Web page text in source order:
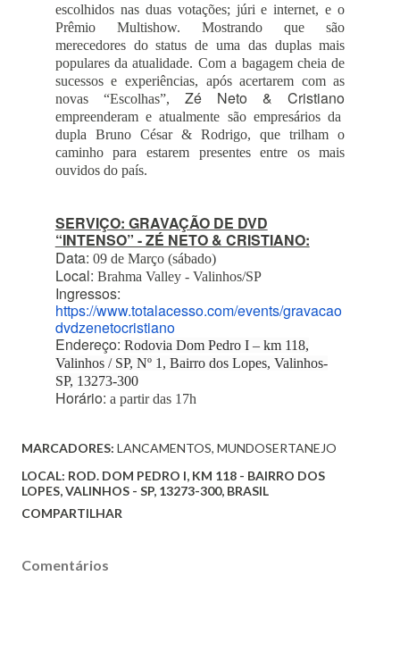
escolhidos nas duas votações; júri e internet, e o
Prêmio Multishow. Mostrando que são
merecedores do status de uma das duplas mais
populares da atualidade. Com a bagagem cheia de
sucessos e experiências, após acertarem com as
novas “Escolhas”, Zé Neto & Cristiano
empreenderam e atualmente são empresários da
dupla Bruno César & Rodrigo, que trilham o
caminho para estarem presentes entre os mais
ouvidos do país.
SERVIÇO: GRAVAÇÃO DE DVD
“INTENSO” - ZÉ NETO & CRISTIANO:
Data: 09 de Março (sábado)
Local: Brahma Valley - Valinhos/SP
Ingressos:
https://www.totalacesso.com/events/gravacao
dvdzenetocristiano
Endereço: Rodovia Dom Pedro I – km 118,
Valinhos / SP, Nº 1, Bairro dos Lopes, Valinhos-
SP, 13273-300
Horário: a partir das 17h
MARCADORES: LANCAMENTOS MUNDOSERTANEJO
LOCAL: ROD. DOM PEDRO I, KM 118 - BAIRRO DOS
LOPES, VALINHOS - SP, 13273-300, BRASIL
COMPARTILHAR
Comentários